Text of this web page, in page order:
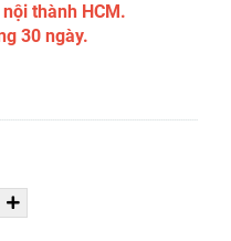
thành HCM.
30 ngày.